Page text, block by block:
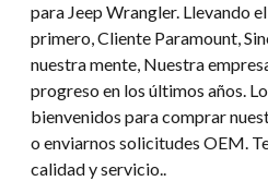
para Jeep Wrangler. Llevando
primero, Cliente Paramount,
nuestra mente, Nuestra
progreso en los últimos años.
bienvenidos para comprar
o enviarnos solicitudes OEM.
calidad y servicio..